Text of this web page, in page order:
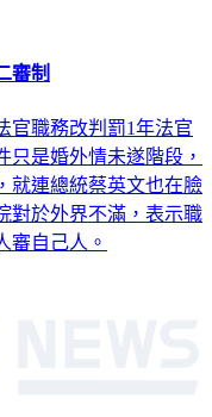
審制
官職務改判罰1年法官
是婚外情未遂階段，
就連總統蔡英文也在臉
對於外界不滿，表示職
審自己人。